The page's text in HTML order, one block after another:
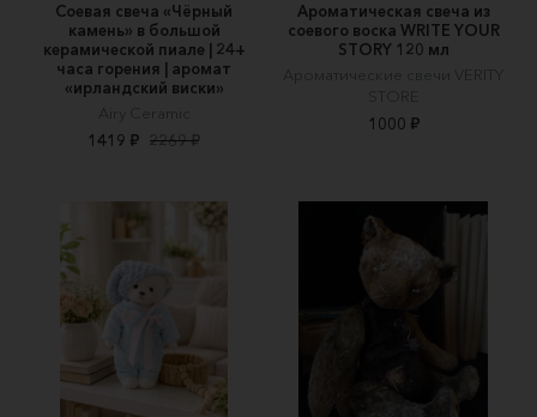
Соевая свеча «Чёрный
камень» в большой
керамической пиале | 24+
часа горения | аромат
«ирландский виски»
Airy Ceramic
1419 ₽ 2269 ₽
Ароматическая свеча из
соевого воска WRITE YOUR
STORY 120 мл
Ароматические свечи VERITY
STORE
1000 ₽